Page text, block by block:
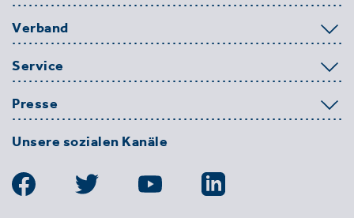
Verband
Service
Presse
Unsere sozialen Kanäle